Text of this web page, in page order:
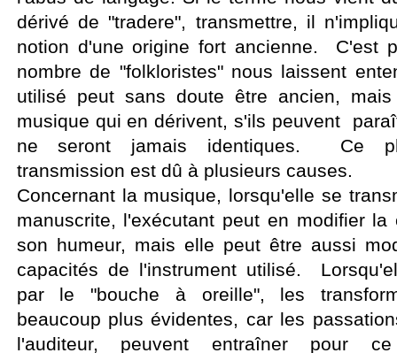
dérivé de "tradere", transmettre, il
notion d'une origine fort ancienne. C'est
nombre de "folkloristes" nous laissent
utilisé peut sans doute être ancien,
musique qui en dérivent, s'ils peuvent
ne seront jamais identiques. Ce
transmission est dû à plusieurs causes.
Concernant la musique, lorsqu'elle se
manuscrite, l'exécutant peut en modifier la
son humeur, mais elle peut être aussi
capacités de l'instrument utilisé.
par le "bouche à oreille", les
beaucoup plus évidentes, car les
l'auditeur, peuvent entraîner pour